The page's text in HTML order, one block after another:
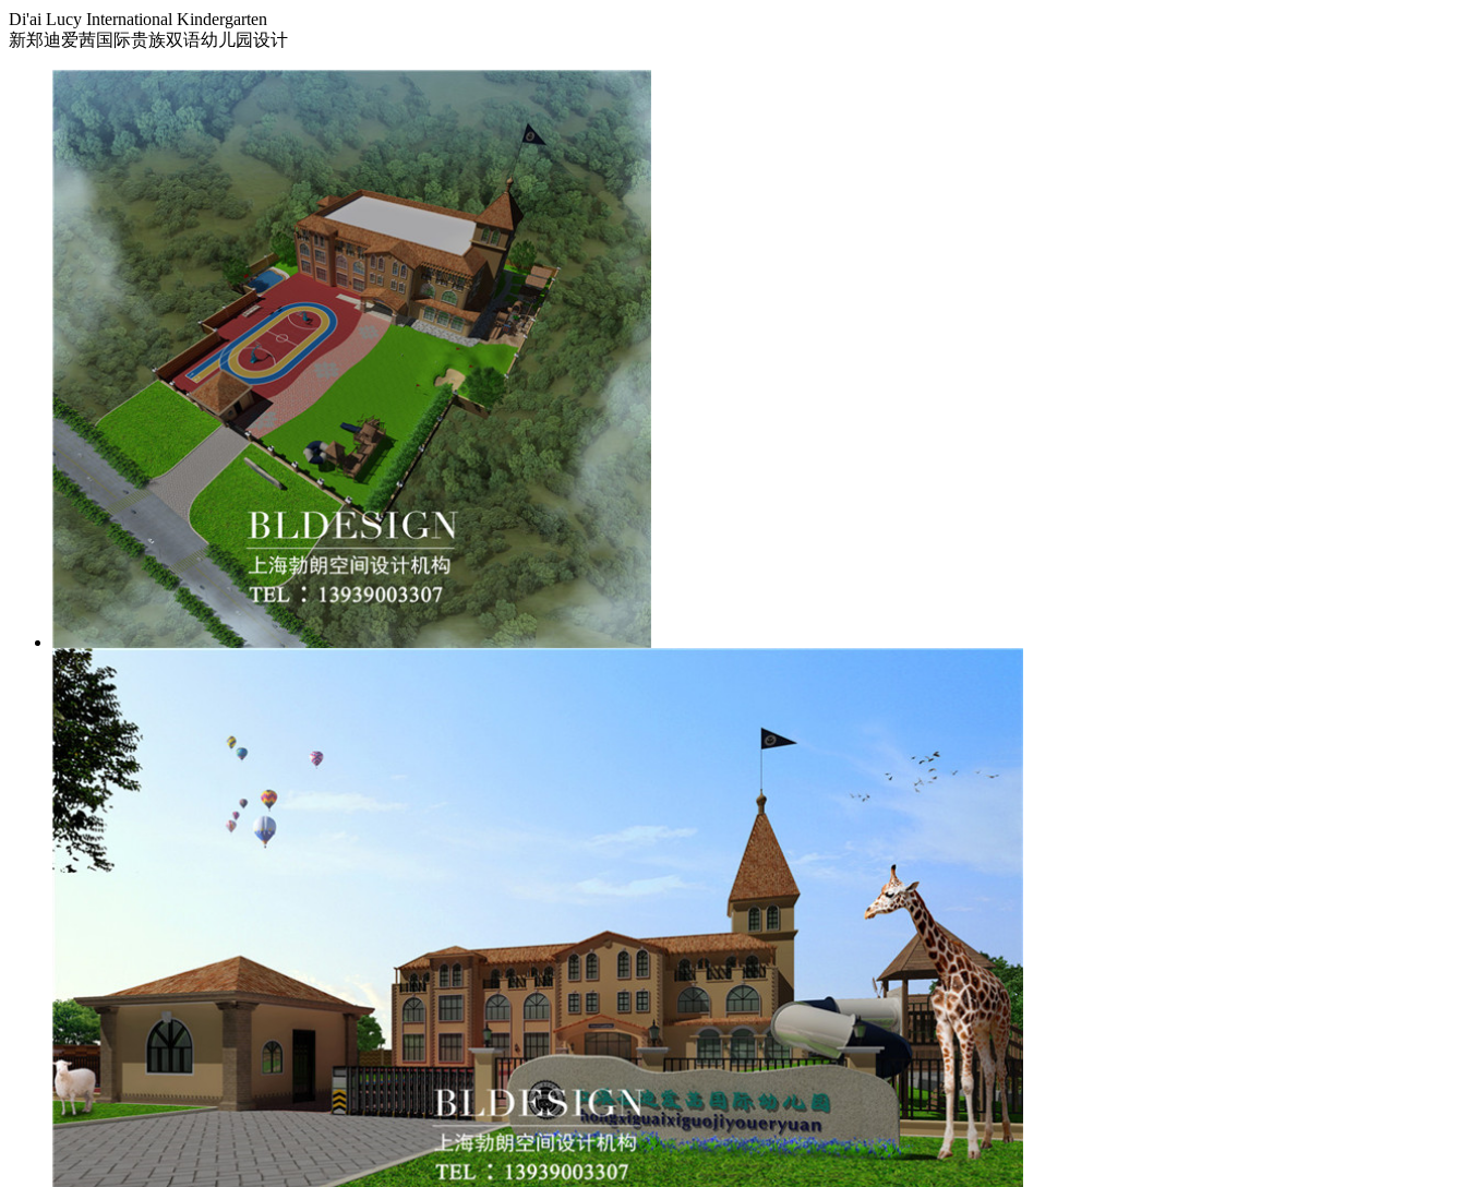
Di'ai Lucy International Kindergarten
新郑迪爱茜国际贵族双语幼儿园设计